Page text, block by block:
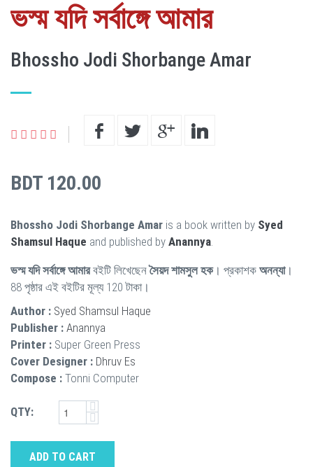
ভস্ম যদি সর্বাঙ্গে আমার
Bhossho Jodi Shorbange Amar
BDT 120.00
Bhossho Jodi Shorbange Amar is a book written by Syed
Shamsul Haque and published by Anannya
ভস্ম যদি সর্বাঙ্গে আমারবইটি লিখেছেনসৈয়দ শামসুল হক। প্রকাশক অনন্যা।
88 পৃষ্ঠার এই বইটির মূল্য 120 টাকা।
Author : Syed Shamsul Haque
Publisher : Anannya
Printer : Super Green Press
Cover Designer : Dhruv Es
Compose : Tonni Computer
QTY:
ADD TO CART